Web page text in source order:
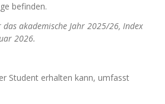
befinden.
das akademische Jahr 2025/26, Index
2026.
Student erhalten kann, umfasst